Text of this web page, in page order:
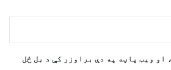
او ویب پاڼه په دې براوزر کې د بل ځل